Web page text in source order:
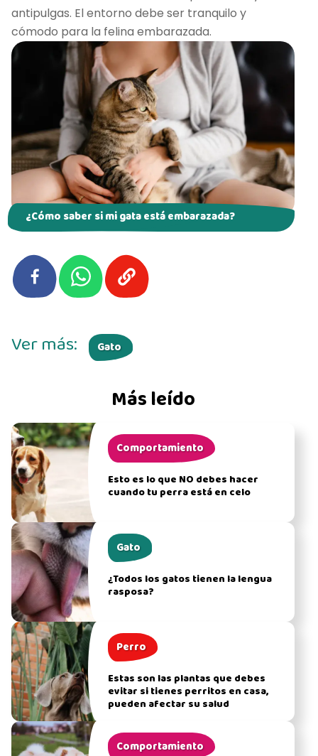
antipulgas. El entorno debe ser tranquilo y
cómodo para la felina embarazada.
¿Cómo saber si mi gata está embarazada?
Más leído
Comportamiento
Esto es lo que NO debes hacer
cuando tu perra está en celo
Gato
¿Todos los gatos tienen la lengua
rasposa?
Perro
Estas son las plantas que debes
evitar si tienes perritos en casa,
pueden afectar su salud
Comportamiento
Ver más: Gato